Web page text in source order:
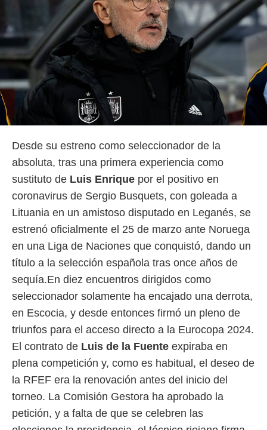
Desde su estreno como seleccionador de la
absoluta, tras una primera experiencia como
sustituto de Luis Enrique por el positivo en
coronavirus de Sergio Busquets, con goleada a
Lituania en un amistoso disputado en Leganés, se
estrenó oficialmente el 25 de marzo ante Noruega
en una Liga de Naciones que conquistó, dando un
título a la selección española tras once años de
sequía.En diez encuentros dirigidos como
seleccionador solamente ha encajado una derrota,
en Escocia, y desde entonces firmó un pleno de
triunfos para el acceso directo a la Eurocopa 2024.
El contrato de Luis de la Fuente expiraba en
plena competición y, como es habitual, el deseo de
la RFEF era la renovación antes del inicio del
torneo. La Comisión Gestora ha aprobado la
petición, y a falta de que se celebren las